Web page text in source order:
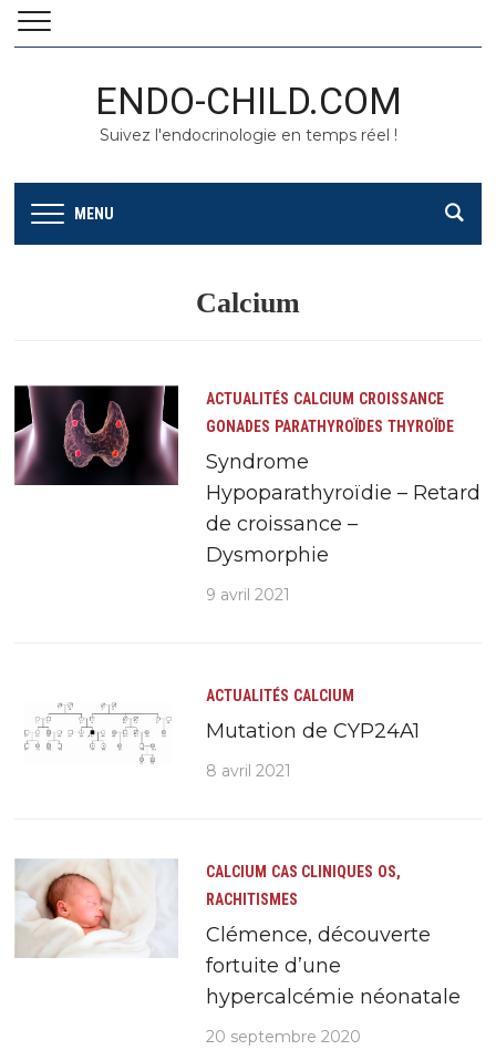
ENDO-CHILD.COM
Suivez l'endocrinologie en temps réel !
MENU
Calcium
ACTUALITÉS CALCIUM CROISSANCE
GONADES PARATHYROÏDES THYROÏDE
Syndrome
Hypoparathyroïdie – Retard
de croissance –
Dysmorphie
9 avril 2021
ACTUALITÉS CALCIUM
Mutation de CYP24A1
8 avril 2021
CALCIUM CAS CLINIQUES OS,
RACHITISMES
Clémence, découverte
fortuite d’une
hypercalcémie néonatale
20 septembre 2020